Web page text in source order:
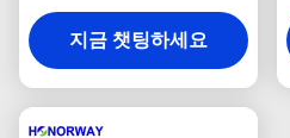
DB9 RS232 인터페이스
지금 챗팅하세요